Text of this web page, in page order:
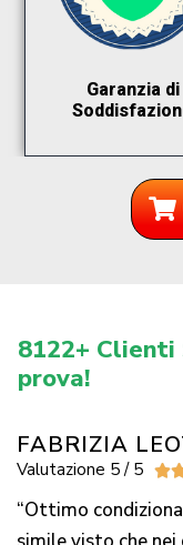
Garanzia di
8122+
prova!
FABRIZIA
Valutazione 5 / 5 
“Ottimo